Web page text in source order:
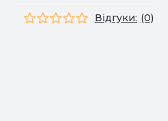
Відгуки: (0)